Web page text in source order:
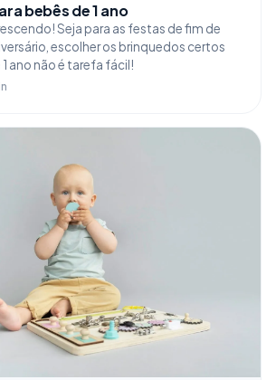
bebês de 1 ano
Seja para as festas de fim de
escolher os brinquedos certos
ano não é tarefa fácil!